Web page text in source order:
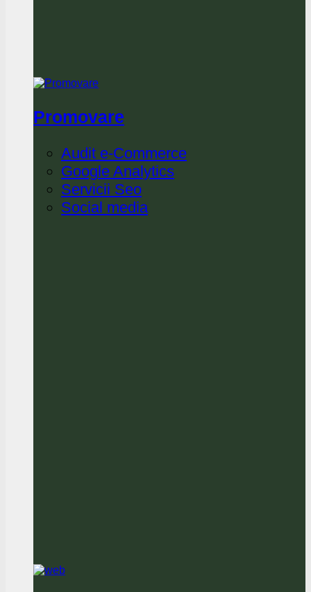
Promovare
Audit e-Commerce
Google Analytics
Servicii Seo
Social media